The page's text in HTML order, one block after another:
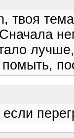
твоя